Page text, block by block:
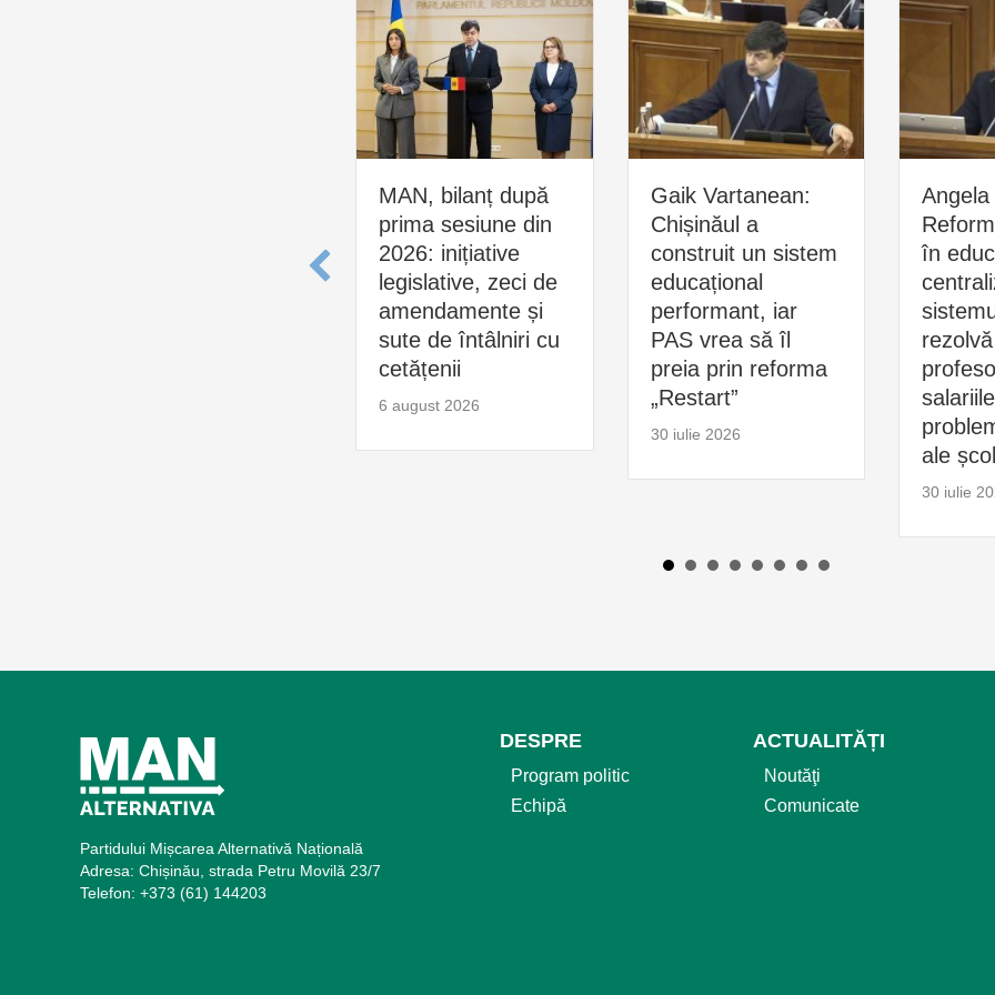
MAN, bilanț după
prima sesiune din
2026: inițiative
legislative, zeci de
amendamente și
sute de întâlniri cu
cetățenii
6 august 2026
Gaik Vartanean:
Chișinăul a
construit un sistem
educațional
performant, iar
PAS vrea să îl
preia prin reforma
„Restart”
30 iulie 2026
în
ale
30 iulie
Partidului Mișcarea Alternativă Națională
Adresa: Chișinău, strada Petru Movilă 23/7
Telefon: +373 (61) 144203
DESPRE
Program politic
Echipă
ACTUALITĂȚI
Noutăţi
Comunicate